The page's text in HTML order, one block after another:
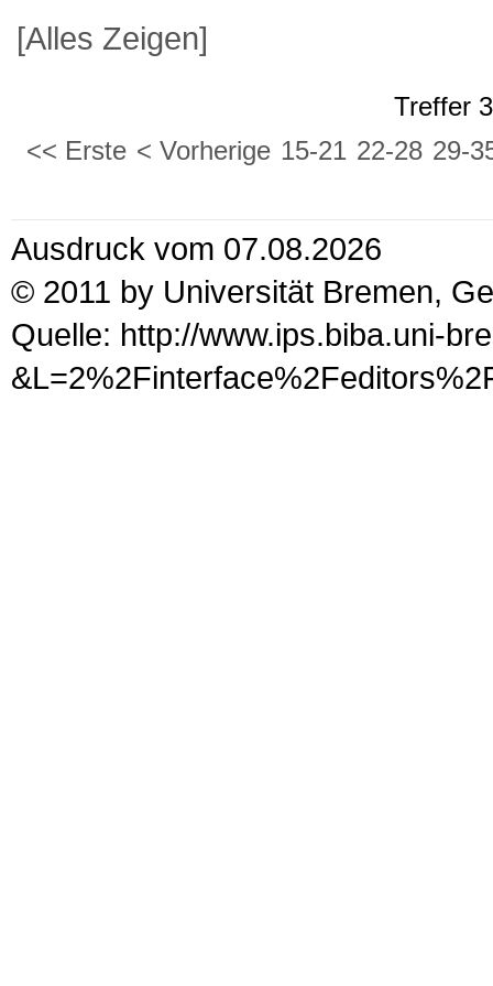
[Alles Zeigen]
Treffer
<< Erste < Vorherige 15-21 22-28 29-
Ausdruck vom 07.08.2026
© 2011 by Universität Bremen,
Quelle: http://www.ips.biba.uni-